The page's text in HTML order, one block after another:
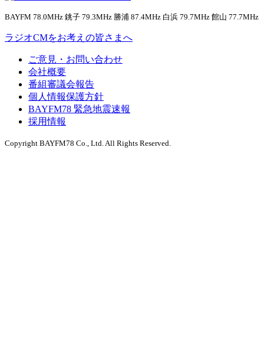
BAYFM 78.0MHz 銚子 79.3MHz 勝浦 87.4MHz 白浜 79.7MHz 館山 77.7MHz
ラジオCMをお考えの皆さまへ
ご意見・お問い合わせ
会社概要
番組審議会報告
個人情報保護方針
BAYFM78 緊急地震速報
採用情報
Copyright BAYFM78 Co., Ltd. All Rights Reserved.